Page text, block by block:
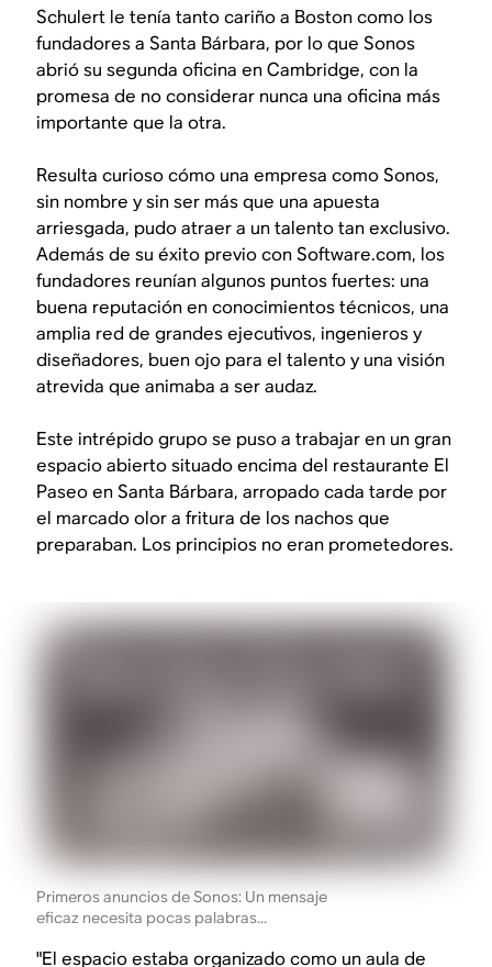
Schulert le tenía tanto cariño a Boston como los
fundadores a Santa Bárbara, por lo que Sonos
abrió su segunda oficina en Cambridge, con la
promesa de no considerar nunca una oficina más
importante que la otra.
Resulta curioso cómo una empresa como Sonos,
sin nombre y sin ser más que una apuesta
arriesgada, pudo atraer a un talento tan exclusivo.
Además de su éxito previo con Software.com, los
fundadores reunían algunos puntos fuertes: una
buena reputación en conocimientos técnicos, una
amplia red de grandes ejecutivos, ingenieros y
diseñadores, buen ojo para el talento y una visión
atrevida que animaba a ser audaz.
Este intrépido grupo se puso a trabajar en un gran
espacio abierto situado encima del restaurante El
Paseo en Santa Bárbara, arropado cada tarde por
el marcado olor a fritura de los nachos que
preparaban. Los principios no eran prometedores.
Primeros anuncios de Sonos: Un mensaje
eficaz necesita pocas palabras...
"El espacio estaba organizado como un aula de